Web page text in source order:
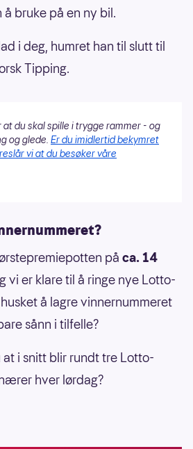
å bruke på en ny bil.
i deg, humret han til slutt til
Tipping.
du skal spille i trygge rammer - og
og glede. Er du imidlertid bekymret
vi at du besøker våre
på ca. 14
vi er klare til å ringe nye Lotto-
å lagre vinnernummeret
sånn i tilfelle?
at i snitt blir rundt tre Lotto-
hver lørdag?